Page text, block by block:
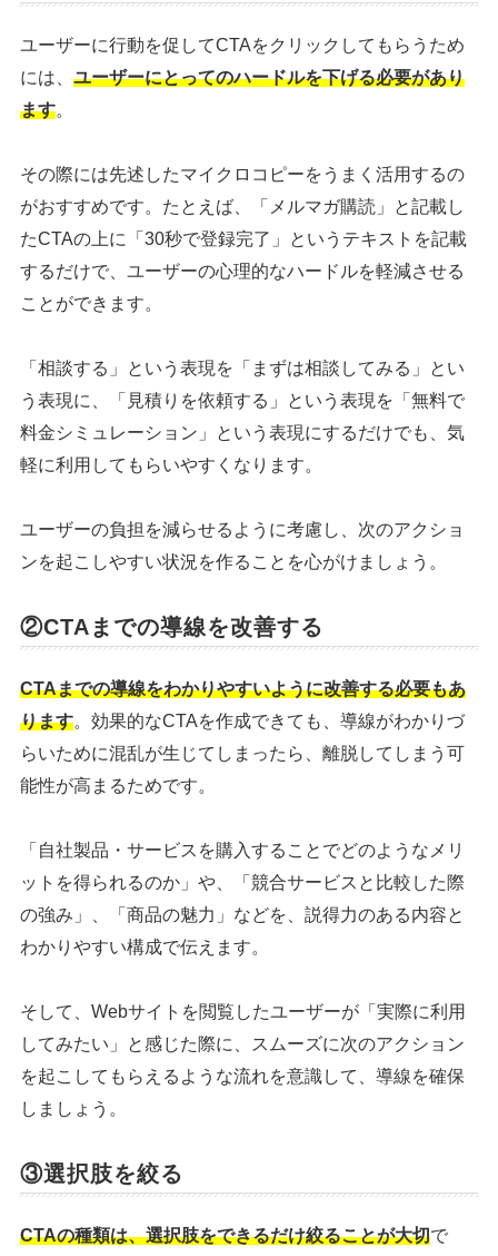
ユーザーに行動を促してCTAをクリックしてもらうため
には、 ユーザーにとってのハードルを下げる必要があり
ます。
その際には先述したマイクロコピーをうまく活用するの
がおすすめです。たとえば、「メルマガ購読」と記載し
たCTAの上に「30秒で登録完了」というテキストを記載
するだけで、ユーザーの心理的なハードルを軽減させる
ことができます。
「相談する」という表現を「まずは相談してみる」とい
う表現に、「見積りを依頼する」という表現を「無料で
料金シミュレーション」という表現にするだけでも、気
軽に利用してもらいやすくなります。
ユーザーの負担を減らせるように考慮し、次のアクショ
ンを起こしやすい状況を作ることを心がけましょう。
②CTAまでの導線を改善する
CTAまでの導線をわかりやすいように改善する必要もあ
ります。効果的なCTAを作成できても、導線がわかりづ
らいために混乱が生じてしまったら、離脱してしまう可
能性が高まるためです。
「自社製品・サービスを購入することでどのようなメリ
ットを得られるのか」や、「競合サービスと比較した際
の強み」、「商品の魅力」などを、説得力のある内容と
わかりやすい構成で伝えます。
そして、Webサイトを閲覧したユーザーが「実際に利用
してみたい」と感じた際に、スムーズに次のアクション
を起こしてもらえるような流れを意識して、導線を確保
しましょう。
③選択肢を絞る
CTAの種類は、選択肢をできるだけ絞ることが大切で